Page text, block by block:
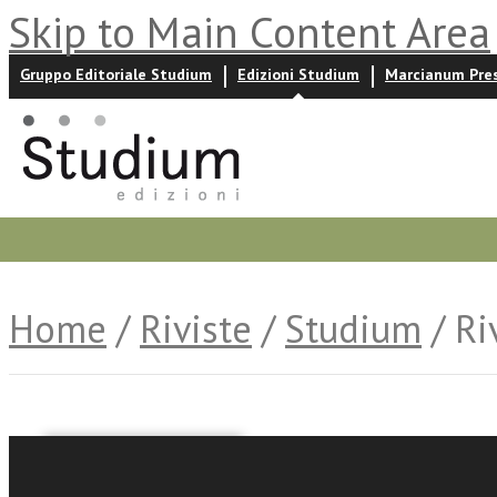
Skip to Main Content Area
Gruppo Editoriale Studium Edizioni Studium Marcianum
Home / Riviste / Studium /